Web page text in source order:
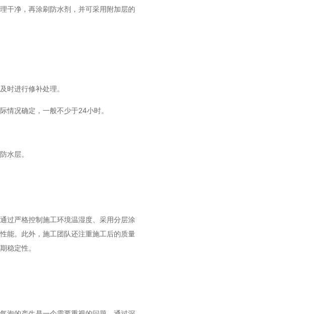
干净，再涂刷防水剂，并可采用附加层的
时进行修补处理。
情况确定，一般不少于24小时。
水层。
过严格控制施工环境温湿度、采用分层涂
能。此外，施工团队还注重施工后的质量
稳定性。